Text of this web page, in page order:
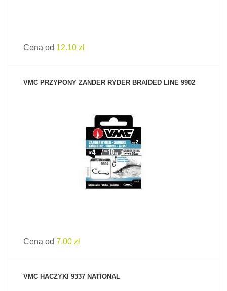
Cena od 12.10 zł
VMC PRZYPONY ZANDER RYDER BRAIDED LINE 9902
ZOBACZ PRODUKT
Cena od 7.00 zł
VMC HACZYKI 9337 NATIONAL